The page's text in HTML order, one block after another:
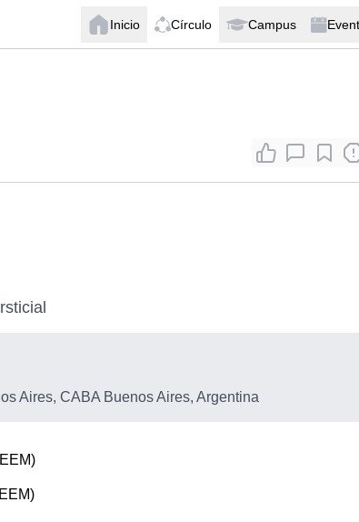
Inicio Círculo Campus
Aires, CABA Buenos Aires, Argentina